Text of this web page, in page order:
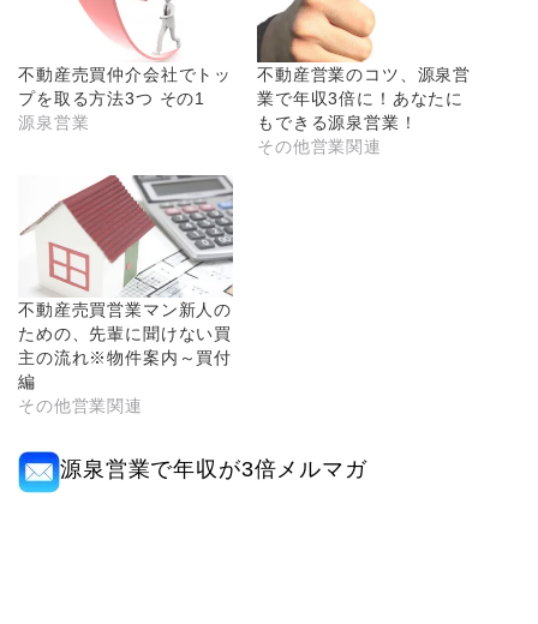
不動産売買仲介会社でトッ
プを取る方法3つ その1
源泉営業
不動産営業のコツ、源泉営
業で年収3倍に！あなたに
もできる源泉営業！
その他営業関連
不動産売買営業マン新人の
ための、先輩に聞けない買
主の流れ※物件案内～買付
編
その他営業関連
源泉営業で年収が3倍メルマガ